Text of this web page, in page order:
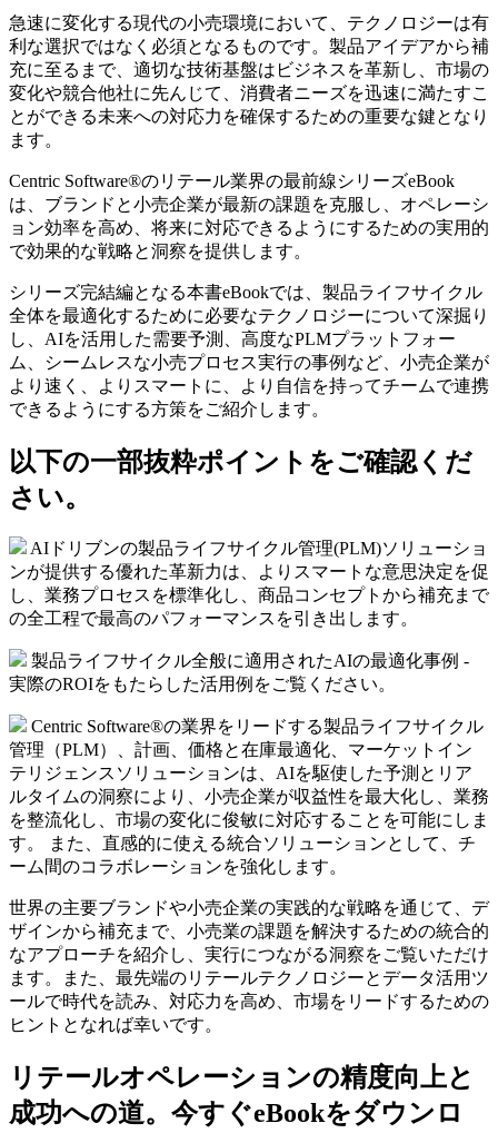
急速に変化する現代の小売環境において、テクノロジーは有
利な選択ではなく必須となるものです。製品アイデアから補
充に至るまで、適切な技術基盤はビジネスを革新し、市場の
変化や競合他社に先んじて、消費者ニーズを迅速に満たすこ
とができる未来への対応力を確保するための重要な鍵となり
ます。
Centric Software®のリテール業界の最前線シリーズeBook
は、ブランドと小売企業が最新の課題を克服し、オペレーシ
ョン効率を高め、将来に対応できるようにするための実用的
で効果的な戦略と洞察を提供します。
シリーズ完結編となる本書eBookでは、製品ライフサイクル
全体を最適化するために必要なテクノロジーについて深掘り
し、AIを活用した需要予測、高度なPLMプラットフォー
ム、シームレスな小売プロセス実行の事例など、小売企業が
より速く、よりスマートに、より自信を持ってチームで連携
できるようにする方策をご紹介します。
以下の一部抜粋ポイントをご確認くだ
さい。
AIドリブンの製品ライフサイクル管理(PLM)ソリューショ
ンが提供する優れた革新力は、よりスマートな意思決定を促
し、業務プロセスを標準化し、商品コンセプトから補充まで
の全工程で最高のパフォーマンスを引き出します。
製品ライフサイクル全般に適用されたAIの最適化事例 -
実際のROIをもたらした活用例をご覧ください。
Centric Software®の業界をリードする製品ライフサイクル
管理（PLM）、計画、価格と在庫最適化、マーケットイン
テリジェンスソリューションは、AIを駆使した予測とリア
ルタイムの洞察により、小売企業が収益性を最大化し、業務
を整流化し、市場の変化に俊敏に対応することを可能にしま
す。 また、直感的に使える統合ソリューションとして、チ
ーム間のコラボレーションを強化します。
世界の主要ブランドや小売企業の実践的な戦略を通じて、デ
ザインから補充まで、小売業の課題を解決するための統合的
なアプローチを紹介し、実行につながる洞察をご覧いただけ
ます。また、最先端のリテールテクノロジーとデータ活用ツ
ールで時代を読み、対応力を高め、市場をリードするための
ヒントとなれば幸いです。
リテールオペレーションの精度向上と
成功への道。今すぐeBookをダウンロ